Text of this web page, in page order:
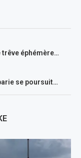
trêve éphémère…
se poursuit…